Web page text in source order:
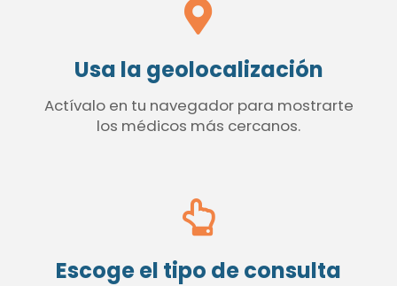
Usa la geolocalización
Actívalo en tu navegador para mostrarte
los médicos más cercanos.
Escoge el tipo de consulta